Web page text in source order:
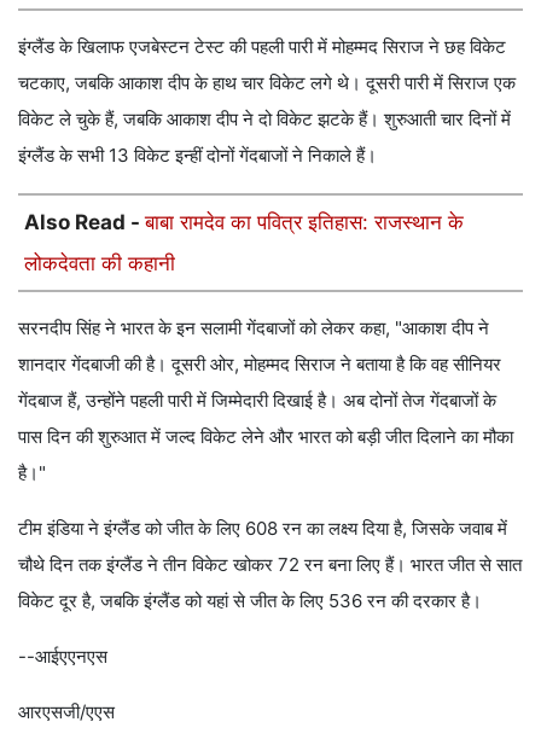
इंग्लैंड के खिलाफ एजबेस्टन टेस्ट की पहली पारी में मोहम्मद सिराज ने छह विकेट
चटकाए, जबकि आकाश दीप के हाथ चार विकेट लगे थे। दूसरी पारी में सिराज एक
विकेट ले चुके हैं, जबकि आकाश दीप ने दो विकेट झटके हैं। शुरुआती चार दिनों में
इंग्लैंड के सभी 13 विकेट इन्हीं दोनों गेंदबाजों ने निकाले हैं।
Also Read -बाबा रामदेव का पवित्र इतिहास: राजस्थान के
लोकदेवता की कहानी
सरनदीप सिंह ने भारत के इन सलामी गेंदबाजों को लेकर कहा, "आकाश दीप ने
शानदार गेंदबाजी की है। दूसरी ओर, मोहम्मद सिराज ने बताया है कि वह सीनियर
गेंदबाज हैं, उन्होंने पहली पारी में जिम्मेदारी दिखाई है। अब दोनों तेज गेंदबाजों के
पास दिन की शुरुआत में जल्द विकेट लेने और भारत को बड़ी जीत दिलाने का मौका
है।"
टीम इंडिया ने इंग्लैंड को जीत के लिए 608 रन का लक्ष्य दिया है, जिसके जवाब में
चौथे दिन तक इंग्लैंड ने तीन विकेट खोकर 72 रन बना लिए हैं। भारत जीत से सात
विकेट दूर है, जबकि इंग्लैंड को यहां से जीत के लिए 536 रन की दरकार है।
--आईएएनएस
आरएसजी/एएस